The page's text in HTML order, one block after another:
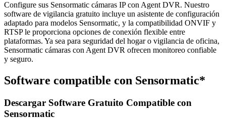
Configure sus Sensormatic cámaras IP con Agent DVR. Nuestro
software de vigilancia gratuito incluye un asistente de configuración
adaptado para modelos Sensormatic, y la compatibilidad ONVIF y
RTSP le proporciona opciones de conexión flexible entre
plataformas. Ya sea para seguridad del hogar o vigilancia de oficina,
Sensormatic cámaras con Agent DVR ofrecen monitoreo confiable
y seguro.
Software compatible con Sensormatic*
Descargar Software Gratuito Compatible con
Sensormatic